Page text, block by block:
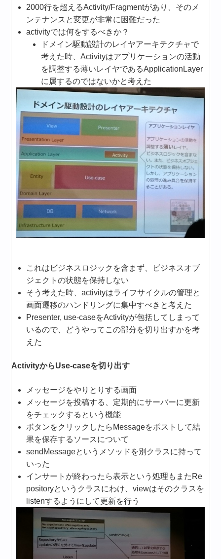
2000行を超えるActivity/Fragmentがあり、そのメ
ンテナンスと変更が非常に困難だった
activityでは何をするべきか？
ドメイン駆動設計のレイヤアーキテクチャで
考えた時、Activityはアプリケーションの活動
を調整する薄いレイヤであるApplicationLayer
に属するのではないかと考えた
これはビジネスロジックを含まず、ビジネスオブ
ジェクトの状態を保持しない
そう考えた時、activityはライフサイクルの管理と
画面遷移のハンドリングに集中すべきと考えた
Presenter, use-caseをActivityが包括してしまって
いるので、どうやってこの部分を切り出すかを考
えた
ActivityからUse-caseを切り出す
メッセージをやりとりする画面
メッセージを投稿する、定期的にサーバーに更新
をチェックするという機能
ボタンをクリックしたらMessageをポストして結
果を保存するソースについて
sendMessageというメソッドを別クラスに持って
いった
インサートが終わったら表示という処理もまたRe
positoryというクラスにわけ、viewはそのクラスを
listenするようにして更新を行う